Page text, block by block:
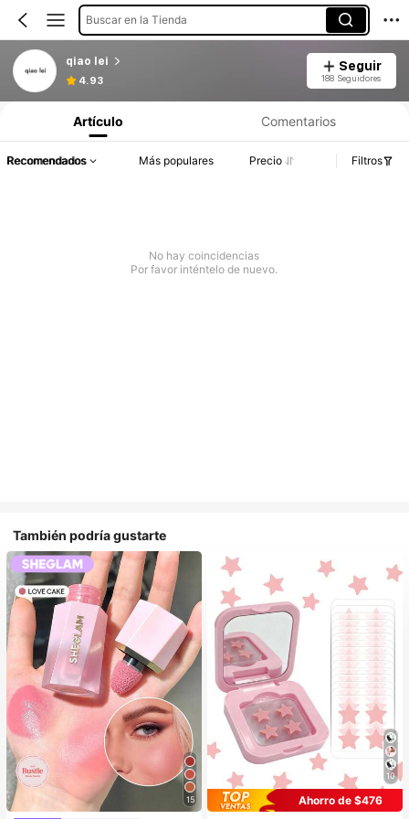
Buscar en la Tienda
qiao lei
4.93
Seguir
188 Seguidores
Artículo Comentarios
Recomendados Más populares Precio Filtros
No hay coincidencias
Por favor inténtelo de nuevo.
También podría gustarte
15
10
Ahorro de $476